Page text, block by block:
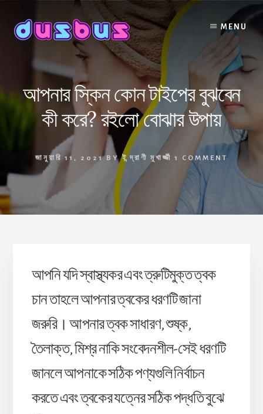
content
MENU
আপনার স্কিন কোন টাইপের বুঝবেন
কী করে? রইলো বোঝার উপায়
জানুয়ারি 11, 2021BYইন্দ্রাণী মুখার্জ্জী 1 COMMENT
আপনি যদি স্বাস্থ্যকর এবং ত্রুটিমুক্ত ত্বক
চান তাহলে আপনার ত্বকের ধরণটি জানা
জরুরি। আপনার ত্বক সাধারণ, শুষ্ক,
তৈলাক্ত, মিশ্র নাকি সংবেদনশীল-সেই ধরণটি
জানলে আপনাকে সঠিক পণ্যগুলি নির্বাচন
করতে এবং ত্বকের যত্নের সঠিক পদ্ধতি বুঝে